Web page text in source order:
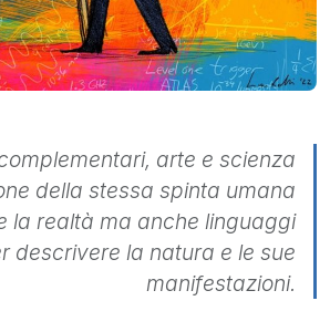
arte e scienza
della stessa spinta umana
la realtà ma anche linguaggi
descrivere la natura e le sue
manifestazioni.